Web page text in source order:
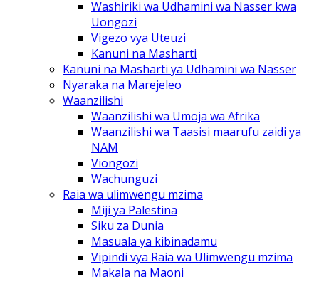
Washiriki wa Udhamini wa Nasser kwa
Uongozi
Vigezo vya Uteuzi
Kanuni na Masharti
Kanuni na Masharti ya Udhamini wa Nasser
Nyaraka na Marejeleo
Waanzilishi
Waanzilishi wa Umoja wa Afrika
Waanzilishi wa Taasisi maarufu zaidi ya
NAM
Viongozi
Wachunguzi
Raia wa ulimwengu mzima
Miji ya Palestina
Siku za Dunia
Masuala ya kibinadamu
Vipindi vya Raia wa Ulimwengu mzima
Makala na Maoni